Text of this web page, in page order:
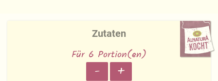
Zutaten
Für 6 Portion(en)
- +